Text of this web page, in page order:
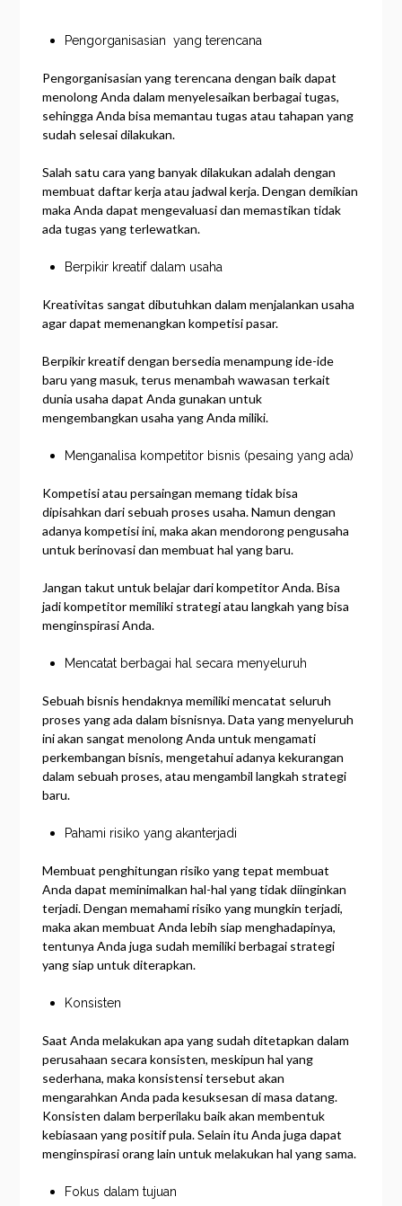
Pengorganisasian yang terencana
Pengorganisasian yang terencana dengan baik dapat
menolong Anda dalam menyelesaikan berbagai tugas,
sehingga Anda bisa memantau tugas atau tahapan yang
sudah selesai dilakukan.
Salah satu cara yang banyak dilakukan adalah dengan
membuat daftar kerja atau jadwal kerja. Dengan demikian
maka Anda dapat mengevaluasi dan memastikan tidak
ada tugas yang terlewatkan.
Berpikir kreatif dalam usaha
Kreativitas sangat dibutuhkan dalam menjalankan usaha
agar dapat memenangkan kompetisi pasar.
Berpikir kreatif dengan bersedia menampung ide-ide
baru yang masuk, terus menambah wawasan terkait
dunia usaha dapat Anda gunakan untuk
mengembangkan usaha yang Anda miliki.
Menganalisa kompetitor bisnis (pesaing yang ada)
Kompetisi atau persaingan memang tidak bisa
dipisahkan dari sebuah proses usaha. Namun dengan
adanya kompetisi ini, maka akan mendorong pengusaha
untuk berinovasi dan membuat hal yang baru.
Jangan takut untuk belajar dari kompetitor Anda. Bisa
jadi kompetitor memiliki strategi atau langkah yang bisa
menginspirasi Anda.
Mencatat berbagai hal secara menyeluruh
Sebuah bisnis hendaknya memiliki mencatat seluruh
proses yang ada dalam bisnisnya. Data yang menyeluruh
ini akan sangat menolong Anda untuk mengamati
perkembangan bisnis, mengetahui adanya kekurangan
dalam sebuah proses, atau mengambil langkah strategi
baru.
Pahami risiko yang akanterjadi
Membuat penghitungan risiko yang tepat membuat
Anda dapat meminimalkan hal-hal yang tidak diinginkan
terjadi. Dengan memahami risiko yang mungkin terjadi,
maka akan membuat Anda lebih siap menghadapinya,
tentunya Anda juga sudah memiliki berbagai strategi
yang siap untuk diterapkan.
Konsisten
Saat Anda melakukan apa yang sudah ditetapkan dalam
perusahaan secara konsisten, meskipun hal yang
sederhana, maka konsistensi tersebut akan
mengarahkan Anda pada kesuksesan di masa datang.
Konsisten dalam berperilaku baik akan membentuk
kebiasaan yang positif pula. Selain itu Anda juga dapat
menginspirasi orang lain untuk melakukan hal yang sama.
Fokus dalam tujuan